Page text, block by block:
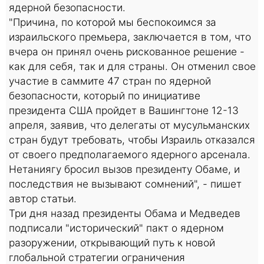
ядерной безопасности.
"Причина, по которой мы беспокоимся за
израильского премьера, заключается в том, что
вчера он принял очень рискованное решение -
как для себя, так и для страны. Он отменил свое
участие в саммите 47 стран по ядерной
безопасности, который по инициативе
президента США пройдет в Вашингтоне 12-13
апреля, заявив, что делегаты от мусульманских
стран будут требовать, чтобы Израиль отказался
от своего предполагаемого ядерного арсенала.
Нетаниягу бросил вызов президенту Обаме, и
последствия не вызывают сомнений", - пишет
автор статьи.
Три дня назад президенты Обама и Медведев
подписали "исторический" пакт о ядерном
разоружении, открывающий путь к новой
глобальной стратегии ограничения